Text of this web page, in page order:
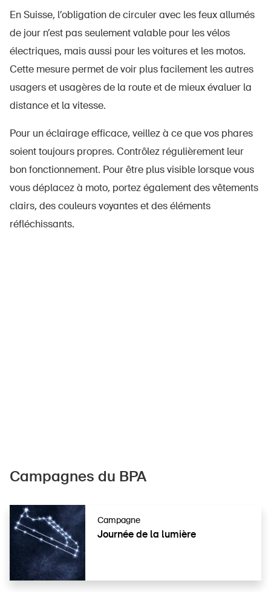
En Suisse, l’obligation de circuler avec les feux allumés
de jour n’est pas seulement valable pour les vélos
électriques, mais aussi pour les voitures et les motos.
Cette mesure permet de voir plus facilement les autres
usagers et usagères de la route et de mieux évaluer la
distance et la vitesse.
Pour un éclairage efficace, veillez à ce que vos phares
soient toujours propres. Contrôlez régulièrement leur
bon fonctionnement. Pour être plus visible lorsque vous
vous déplacez à moto, portez également des vêtements
clairs, des couleurs voyantes et des éléments
réfléchissants.
Campagnes du BPA
Campagne
Journée de la lumière